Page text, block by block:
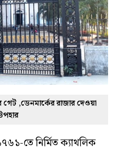
,ডেনমার্কের রাজার দেওয়া
তে নির্মিত ক্যাথলিক